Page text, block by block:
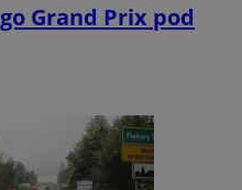
Grand Prix pod